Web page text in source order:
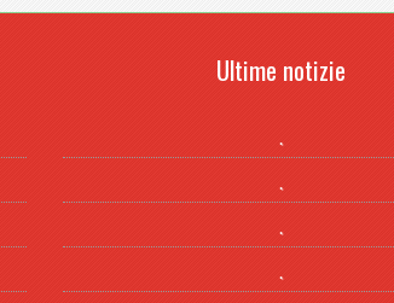
Ultime notizie
.
.
.
.